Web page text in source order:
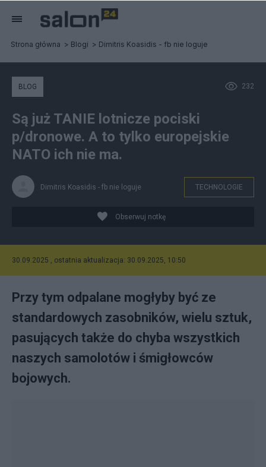
Strona główna Blogi Dimitris Koasidis - fb nie loguje
232
BLOG
Są już TANIE lotnicze pociski
p/dronowe. A to tylko europejskie
NATO ich nie ma.
Dimitris Koasidis - fb nie loguje TECHNOLOGIE
Obserwuj notkę
30.09.2025 , ostatnia aktualizacja: 30.09.2025, 10:50
Przy tym odpalane mogłyby być ze
standardowych zasobników, wielu sztuk,
pasujących także do chyba wszystkich
naszych samolotów i śmigłowców
bojowych.